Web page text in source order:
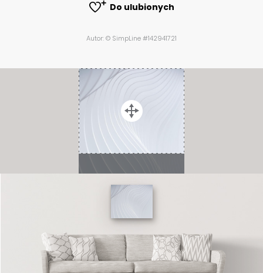
Do ulubionych
Autor: © SimpLine #142941721